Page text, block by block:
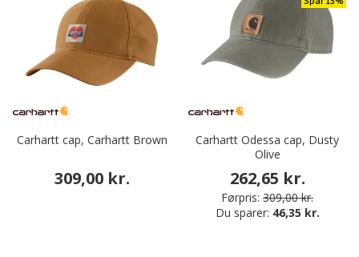
Carhartt cap, Carhartt Brown
309,00 kr.
Carhartt Odessa cap, Dusty
Olive
262,65 kr.
Førpris: 309,00 kr.
Du sparer: 46,35 kr.